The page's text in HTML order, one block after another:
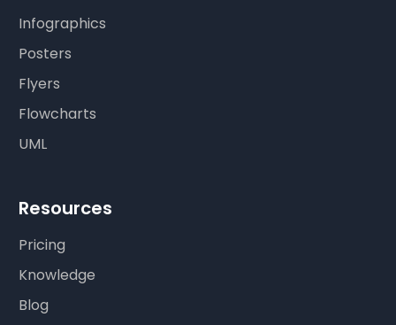
Infographics
Posters
Flyers
Flowcharts
UML
Resources
Pricing
Knowledge
Blog